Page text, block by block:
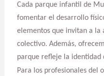
Cada parque infantil de
fomentar el desarrollo
elementos que invitan a la
colectivo. Además,
parque refleje la identidad
Para los profesionales del